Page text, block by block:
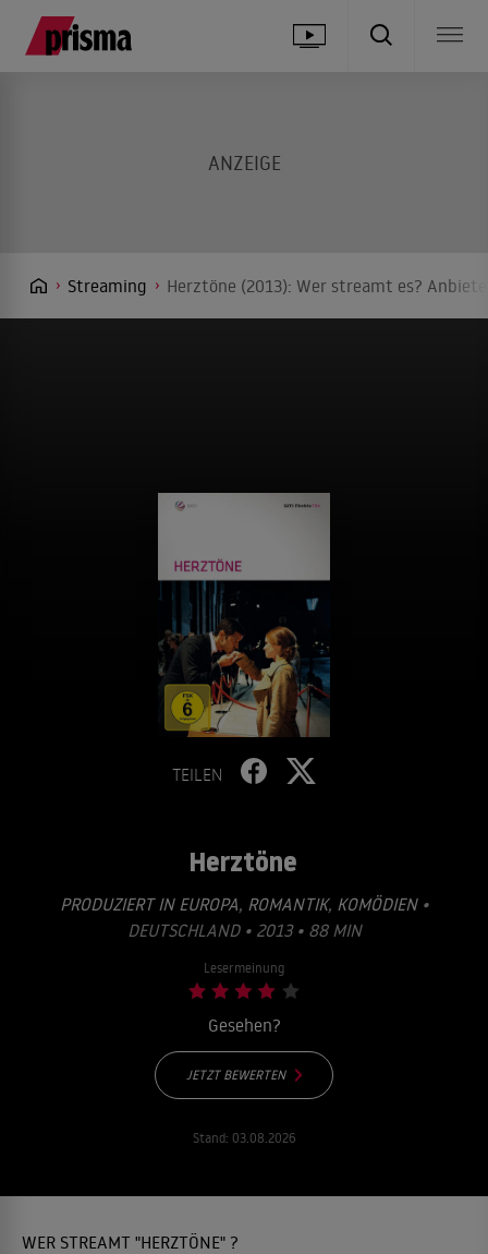
Streaming Herztöne (2013): Wer streamt es?
TEILEN
Herztöne
PRODUZIERT IN EUROPA, ROMANTIK, KOMÖDIEN•
DEUTSCHLAND • 2013 • 88 MIN
Lesermeinung
Gesehen?
JETZT BEWERTEN
Stand: 03.08.2026
WER STREAMT "HERZTÖNE" ?